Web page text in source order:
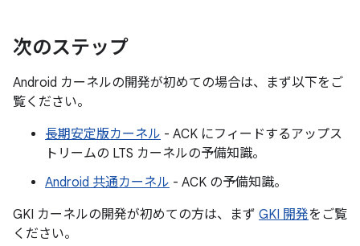
次のステップ
Android カーネルの開発が初めての場合は、まず以下をご
覧ください。
長期安定版カーネル - ACK にフィードするアップス
トリームの LTS カーネルの予備知識。
Android 共通カーネル - ACK の予備知識。
GKI カーネルの開発が初めての方は、まず GKI 開発をご覧
ください。